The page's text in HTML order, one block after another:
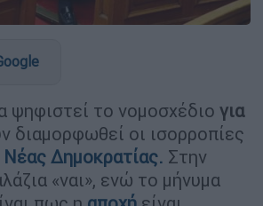
ψηφιστεί το νομοσχέδιο για
διαμορφωθεί οι ισορροπίες
Νέας Δημοκρατίας. Στην
«ναι», ενώ το μήνυμα